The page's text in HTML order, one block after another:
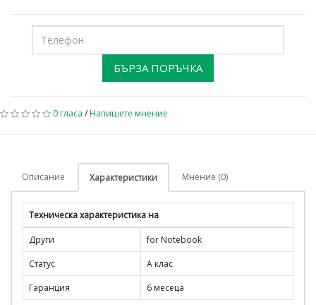
БЪРЗА ПОРЪЧКА
0 гласа /Напишете мнение
Описание Характеристики Мнение (0)
Техническа характеристика на
Други
for Notebook
Статус
A клас
Гаранция
6 месеца